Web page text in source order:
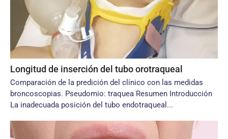
Longitud de inserción del tubo orotraqueal
Comparación de la predición del clínico con las medidas
broncoscopias. Pseudomio: traquea Resumen Introducción
La inadecuada posición del tubo endotraqueal...